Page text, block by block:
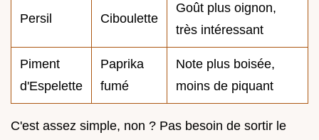
Persil Ciboulette
Goût plus oignon,
très intéressant
Piment
d'Espelette
Paprika
fumé
Note plus boisée,
moins de piquant
C'est assez simple, non ? Pas besoin de sortir le